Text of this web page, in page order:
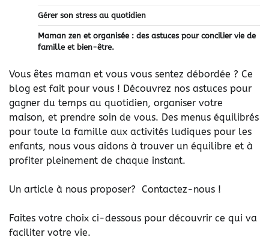
Gérer son stress au quotidien
Maman zen et organisée : des astuces pour concilier vie de
famille et bien-être.
Vous êtes maman et vous vous sentez débordée ? Ce
blog est fait pour vous ! Découvrez nos astuces pour
gagner du temps au quotidien, organiser votre
maison, et prendre soin de vous. Des menus équilibrés
pour toute la famille aux activités ludiques pour les
enfants, nous vous aidons à trouver un équilibre et à
profiter pleinement de chaque instant.
Un article à nous proposer? Contactez-nous !
Faites votre choix ci-dessous pour découvrir ce qui va
faciliter votre vie.